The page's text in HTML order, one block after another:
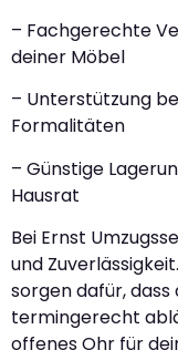
– Fachgerechte
deiner Möbel
– Unterstützung
Formalitäten
– Günstige
Hausrat
Bei Ernst
und
sorgen dafür, dass
termingerecht
offenes Ohr für